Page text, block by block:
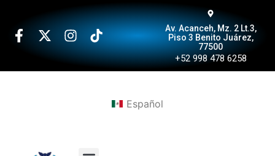
Av. Acanceh, Mz. 2 Lt.3,
Piso 3 Benito Juárez,
77500
+52 998 478 6258
Español